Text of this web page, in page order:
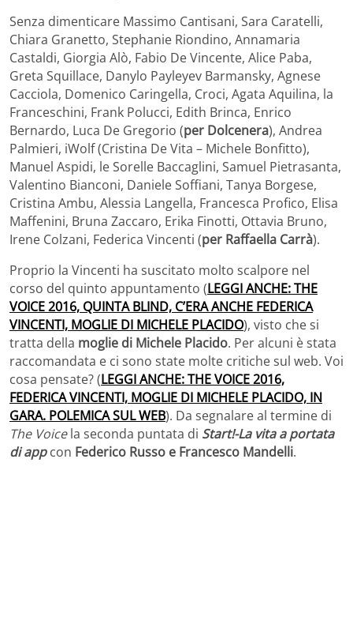
Senza dimenticare Massimo Cantisani, Sara Caratelli,
Chiara Granetto, Stephanie Riondino, Annamaria
Castaldi, Giorgia Alò, Fabio De Vincente, Alice Paba,
Greta Squillace, Danylo Payleyev Barmansky, Agnese
Cacciola, Domenico Caringella, Croci, Agata Aquilina, la
Franceschini, Frank Polucci, Edith Brinca, Enrico
Bernardo, Luca De Gregorio (per Dolcenera), Andrea
Palmieri, iWolf (Cristina De Vita – Michele Bonfitto),
Manuel Aspidi, le Sorelle Baccaglini, Samuel Pietrasanta,
Valentino Bianconi, Daniele Soffiani, Tanya Borgese,
Cristina Ambu, Alessia Langella, Francesca Profico, Elisa
Maffenini, Bruna Zaccaro, Erika Finotti, Ottavia Bruno,
Irene Colzani, Federica Vincenti (per Raffaella Carrà).
Proprio la Vincenti ha suscitato molto scalpore nel
corso del quinto appuntamento (LEGGI ANCHE: THE
VOICE 2016, QUINTA BLIND, C’ERA ANCHE FEDERICA
VINCENTI, MOGLIE DI MICHELE PLACIDO), visto che si
tratta della moglie di Michele Placido. Per alcuni è stata
raccomandata e ci sono state molte critiche sul web. Voi
cosa pensate? (LEGGI ANCHE: THE VOICE 2016,
FEDERICA VINCENTI, MOGLIE DI MICHELE PLACIDO, IN
GARA. POLEMICA SUL WEB). Da segnalare al termine di
The Voicela seconda puntata di Start!-La vita a portata
di appcon Federico Russo e Francesco Mandelli.